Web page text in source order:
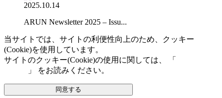
2025.10.14
ARUN Newsletter 2025 – Issu...
当サイトでは、サイトの利便性向上のため、クッキー
(Cookie)を使用しています。
サイトのクッキー(Cookie)の使用に関しては、 「
」 をお読みください。
同意する